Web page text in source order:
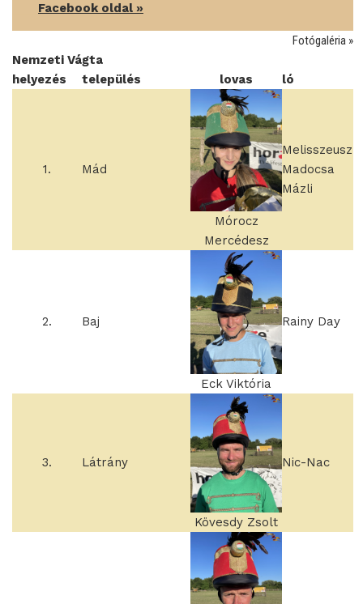
Facebook oldal »
Fotógaléria »
Nemzeti Vágta
helyezés
település lovas ló
1. Mád
Mórocz
Mercédesz
Melisszeusz
Madocsa
Mázli
2. Baj
Eck Viktória
Rainy Day
3. Látrány
Kövesdy Zsolt
Nic-Nac